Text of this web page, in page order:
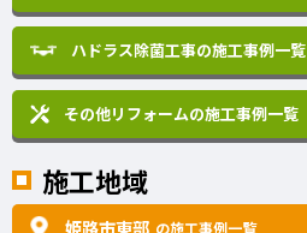
ハドラス除菌工事の施工事例一覧
その他リフォームの施工事例一覧
施工地域
姫路市東部 の施工事例一覧